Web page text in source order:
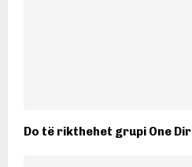
Do të rikthehet grupi One